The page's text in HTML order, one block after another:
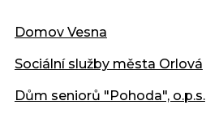
Domov Vesna
Sociální služby města Orlová
Dům seniorů "Pohoda", o.p.s.